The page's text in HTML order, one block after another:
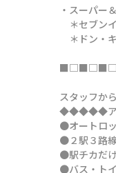
・スーパー
＊セブン
＊ドン・
スタッフか
◆◆◆◆◆ア
●オートロ
●２駅３路
●駅チカだ
●バス・ト